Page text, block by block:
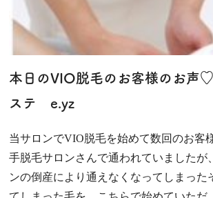
本日のVIO脱毛のお客様のお
ステ e.yz
当サロンでVIO脱毛を始めて数回のお客
手脱毛サロンさんで通われていましたが
ンの倒産により通えなくなってしまった